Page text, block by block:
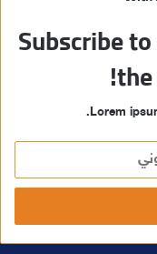
Subscribe
Lorem